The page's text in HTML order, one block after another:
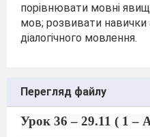
порівнювати мовні
мов; розвивати навички
діалогічного мовлення.
Перегляд файлу
Урок 36 – 29.11 ( 1 –